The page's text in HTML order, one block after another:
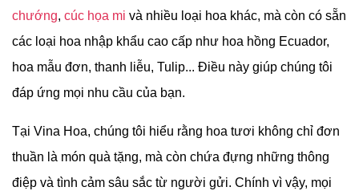
chướng, cúc họa mi và nhiều loại hoa khác, mà còn có sẵn
các loại hoa nhập khẩu cao cấp như hoa hồng Ecuador,
hoa mẫu đơn, thanh liễu, Tulip... Điều này giúp chúng tôi
đáp ứng mọi nhu cầu của bạn.
Tại Vina Hoa, chúng tôi hiểu rằng hoa tươi không chỉ đơn
thuần là món quà tặng, mà còn chứa đựng những thông
điệp và tình cảm sâu sắc từ người gửi. Chính vì vậy, mọi